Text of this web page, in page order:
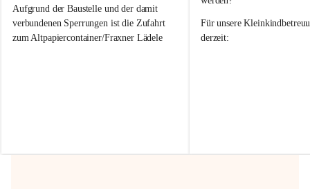
e
r
n
Aufgrund der Baustelle und der damit
verbundenen Sperrungen ist die Zufahrt
zum Altpapiercontainer/Fraxner Lädele
Hilfsbereitschaft!
r
n
Für unsere
derzeit: